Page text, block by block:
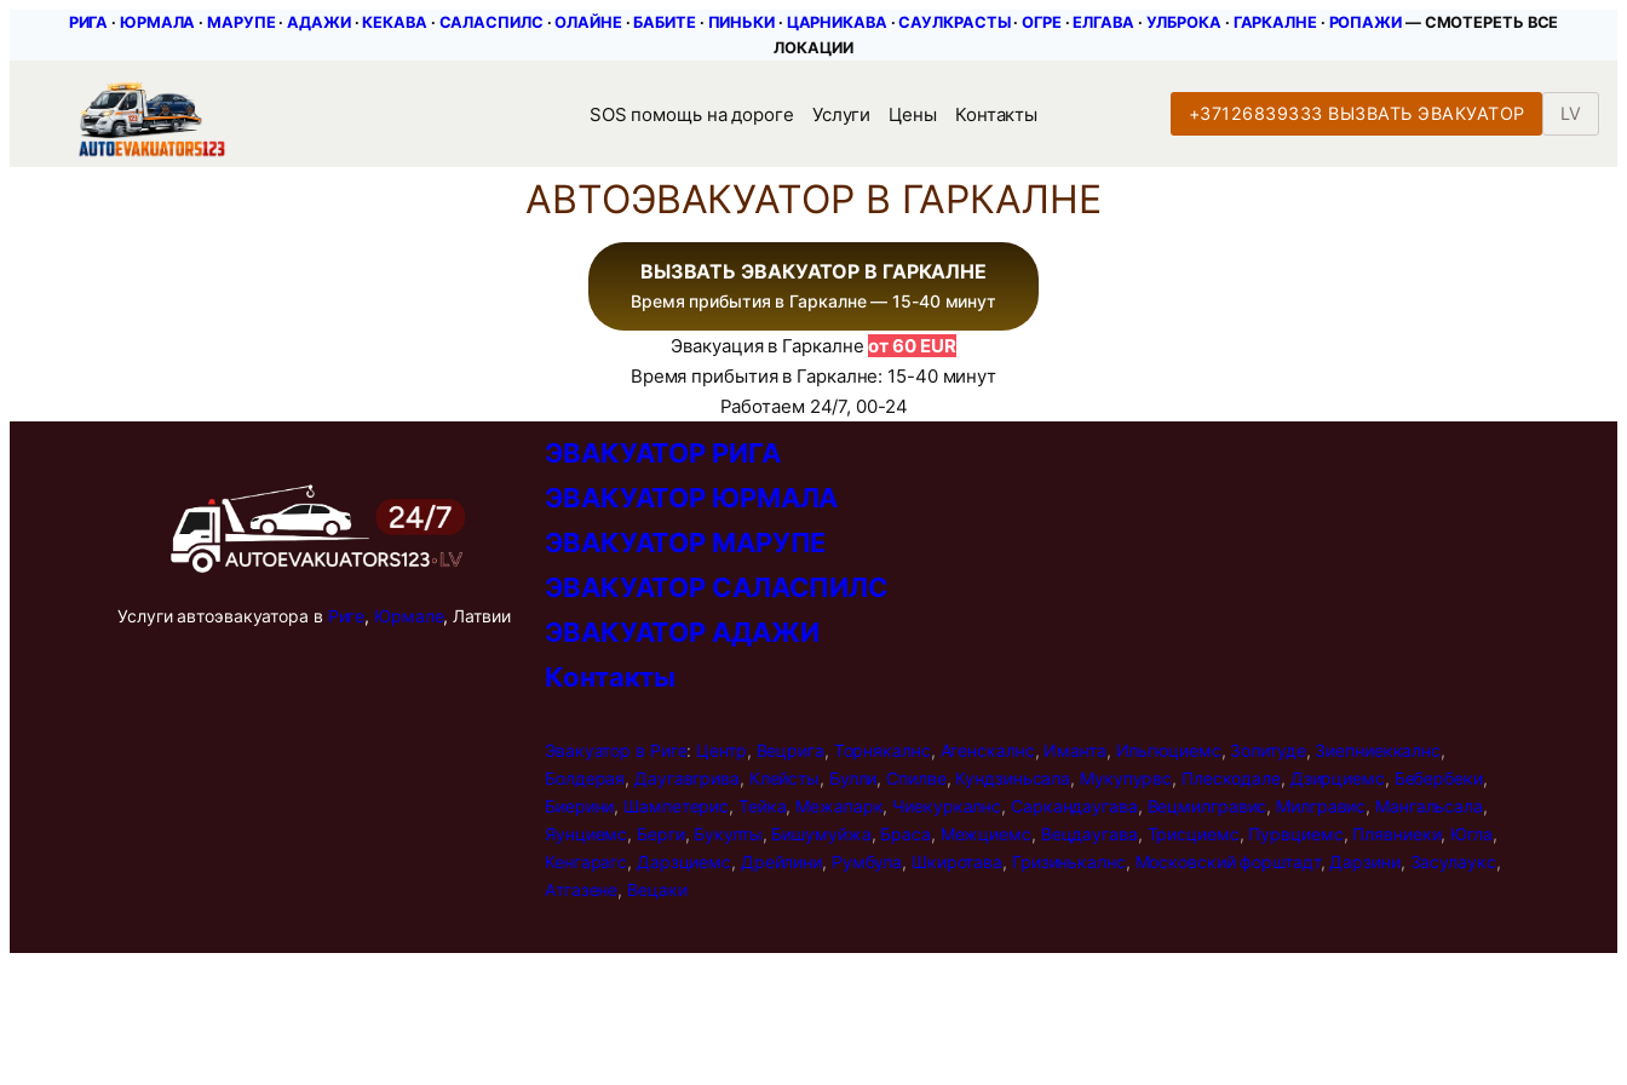
Перейти
содержимому
РИГА ∙ ЮРМАЛА ∙МАРУПЕ ∙АДАЖИ∙КЕКАВА∙ САЛАСПИЛС ∙ОЛАЙНЕ ∙БАБИТЕ ∙ ПИНЬКИ∙ ЦАРНИКАВА∙САУЛКРАСТЫ∙ОГРЕ ∙ЕЛГАВА∙ УЛБРОКА∙ ГАРКАЛНЕ ∙ РОПАЖИ— СМОТЕРЕТЬ ВСЕ
ЛОКАЦИИ
SOS помощь на дороге Услуги Цены Контакты +37126839333 ВЫЗВАТЬ ЭВАКУАТОР LV
АВТОЭВАКУАТОР В ГАРКАЛНЕ
ВЫЗВАТЬ ЭВАКУАТОР В ГАРКАЛНЕ
Время прибытия в Гаркалне — 15-40 минут
Эвакуация в Гаркалнеот 60 EUR
Время прибытия в Гаркалне: 15-40 минут
Работаем 24/7, 00-24
Услуги автоэвакуатора в Риге, Юрмале, Латвии
ЭВАКУАТОР РИГА
ЭВАКУАТОР ЮРМАЛА
ЭВАКУАТОР МАРУПЕ
ЭВАКУАТОР САЛАСПИЛС
ЭВАКУАТОР АДАЖИ
Контакты
Эвакуатор в Риге: Центр, Вецрига, Торнякалнс, Агенскалнс, Иманта, Ильгюциемс, Золитуде, Зиепниеккалнс,
Болдерая, Даугавгрива, Клейсты, Булли,Спилве, Кундзиньсала, Мукупурвс, Плескодале, Дзирциемс, Бебербеки,
Биерини, Шампетерис, Тейка, Межапарк, Чиекуркалнс, Саркандаугава, Вецмилгравис, Милгравис, Мангальсала,
Яунциемс, Берги, Букулты, Бишумуйжа, Браса, Межциемс, Вецдаугава, Трисциемс, Пурвциемс, Плявниеки, Югла,
Кенгарагс, Дарзциемс, Дрейлини, Румбула, Шкиротава, Гризинькалнс, Московский форштадт, Дарзини, Засулаукс,
Атгазене, Вецаки